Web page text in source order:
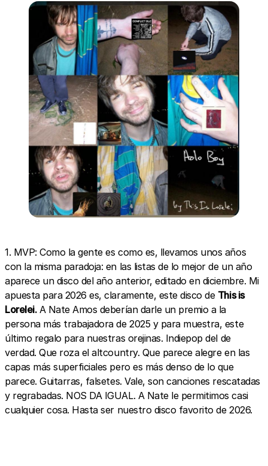
1. MVP: Como la gente es como es, llevamos unos años
con la misma paradoja: en las listas de lo mejor de un año
aparece un disco del año anterior, editado en diciembre. Mi
apuesta para 2026 es, claramente, este disco de This is
Lorelei.A Nate Amos deberían darle un premio a la
persona más trabajadora de 2025 y para muestra, este
último regalo para nuestras orejinas. Indiepop del de
verdad. Que roza el altcountry. Que parece alegre en las
capas más superficiales pero es más denso de lo que
parece. Guitarras, falsetes. Vale, son canciones rescatadas
y regrabadas. NOS DA IGUAL. A Nate le permitimos casi
cualquier cosa. Hasta ser nuestro disco favorito de 2026.